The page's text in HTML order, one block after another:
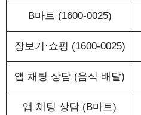
B마트 (1600-0025)
장보기·쇼핑 (1600-0025)
앱 채팅 상담 (음식 배달)
앱 채팅 상담 (B마트)